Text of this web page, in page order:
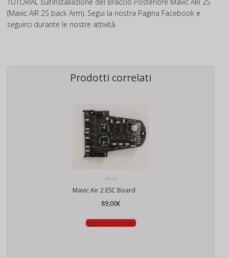
(Mavic AIR 2S back Arm). Segui la nostra Pagina Facebook e
seguirci durante le nostre attività.
Prodotti correlati
AIR 2S
Mavic Air 2 ESC Board
89,00€
Aggiungi al carrello